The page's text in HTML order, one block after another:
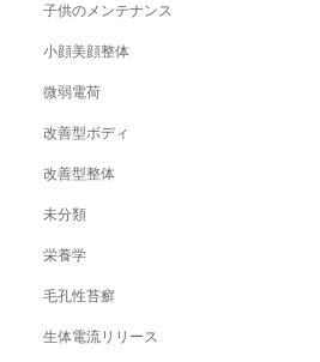
子供のメンテナンス
小顔美顔整体
微弱電荷
改善型ボディ
改善型整体
未分類
栄養学
毛孔性苔癬
生体電流リリース